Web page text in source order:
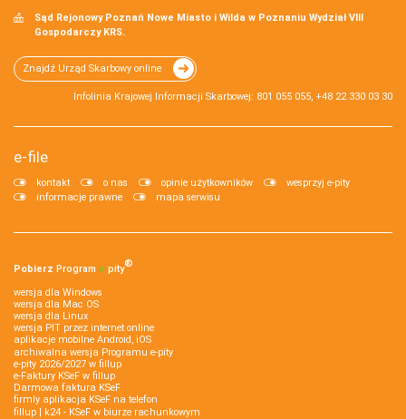
Sąd Rejonowy Poznań Nowe Miasto i Wilda w Poznaniu Wydział VIII
Gospodarczy KRS.
Znajdź Urząd Skarbowy online
Infolinia Krajowej Informacji Skarbowej: 801 055 055, +48 22 330 03 30
e-file
kontakt o nas opinie użytkowników
wesprzyj e-pity
informacje prawne
mapa serwisu
Pobierz Program e‑pity®
wersja dla Windows
wersja dla Mac OS
wersja dla Linux
wersja PIT przez internet online
aplikacje mobilne Android, iOS
archiwalna wersja Programu e-pity
e-pity 2026/2027 w fillup
e‑Faktury KSeF w fillup
Darmowa faktura KSeF
firmly aplikacja KSeF na telefon
fillup | k24 - KSeF w biurze rachunkowym